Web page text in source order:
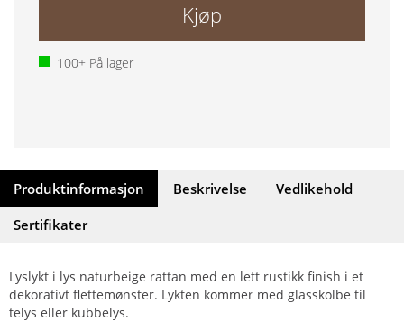
Kjøp
100+ På lager
Produktinformasjon Beskrivelse
Vedlikehold
Sertifikater
Lyslykt i lys naturbeige rattan med en lett rustikk finish i et
dekorativt flettemønster. Lykten kommer med glasskolbe til
telys eller kubbelys.